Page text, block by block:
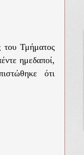
του Τμήματος
ημεδαποί,
ότι